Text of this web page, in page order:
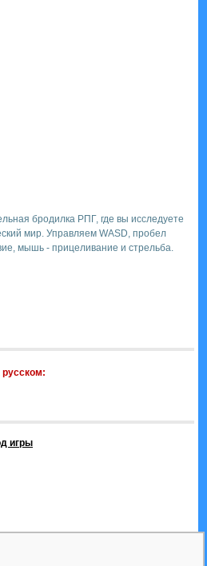
бродилка РПГ, где вы исследуете
мир. Управляем WASD, пробел
мышь - прицеливание и стрельба.
русском:
игры